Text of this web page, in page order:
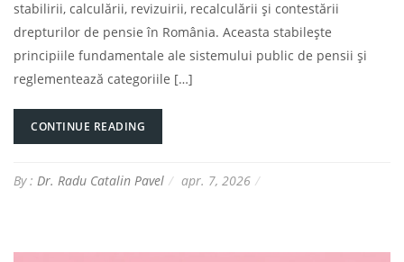
stabilirii, calculării, revizuirii, recalculării și contestării
drepturilor de pensie în România. Aceasta stabilește
principiile fundamentale ale sistemului public de pensii și
reglementează categoriile […]
CONTINUE READING
By : Dr. Radu Catalin Pavel apr. 7, 2026